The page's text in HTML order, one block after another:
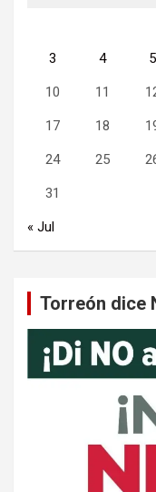
3 4 5
10 11
17 18
24 25
31
« Jul
Torreón dice